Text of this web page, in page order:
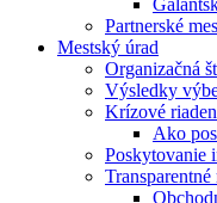
Partnerské
Mestský úrad
Organizačná
Výsledky
Krízové
Ako
Poskytovanie
Transparentné